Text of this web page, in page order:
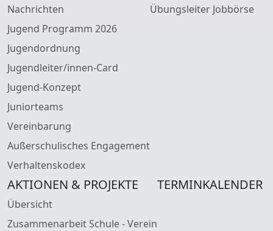
Nachrichten
Jugend Programm 2026
Jugendordnung
Jugendleiter/innen-Card
Jugend-Konzept
Juniorteams
Vereinbarung
Außerschulisches Engagement
Verhaltenskodex
Übungsleiter Jobbörse
AKTIONEN & PROJEKTE
Übersicht
Zusammenarbeit Schule - Verein
TERMINKALENDER